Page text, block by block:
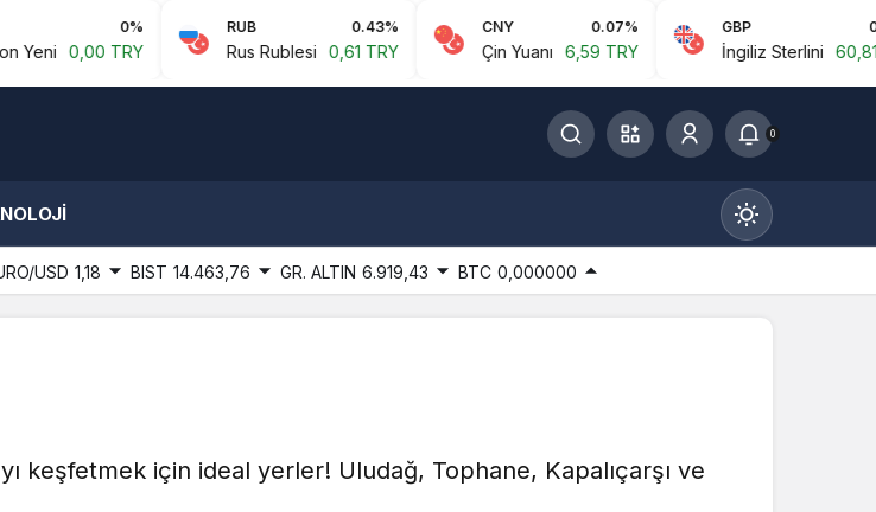
TRY
RUB 0.43%
Rus Rublesi 0,61 TRY
CNY 0.07%
Çin Yuanı 6,59 TRY
GBP
İngiliz Sterlini 60,81 TRY
0
USD 1,18 BIST 14.463,76 GR. ALTIN 6.919,43 BTC 0,000000
keşfetmek için ideal yerler! Uludağ, Tophane, Kapalıçarşı ve